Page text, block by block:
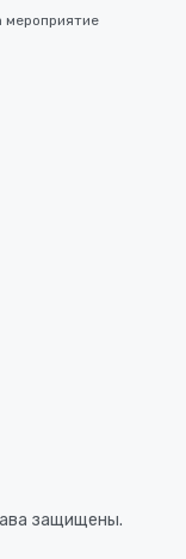
hours, with optional
мероприятие
защищены.